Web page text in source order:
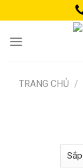
to
content
TRANG CHỦ /